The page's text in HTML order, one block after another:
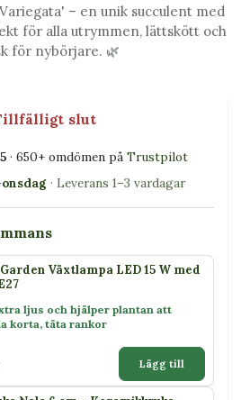
– en unik succulent med
för alla utrymmen, lättskött och
för nybörjare. 🌿
slut
· 650+ omdömen på Trustpilot
· Leverans 1–3 vardagar
Växtlampa LED 15 W med
ljus och hjälper plantan att
korta, täta rankor
Lägg till